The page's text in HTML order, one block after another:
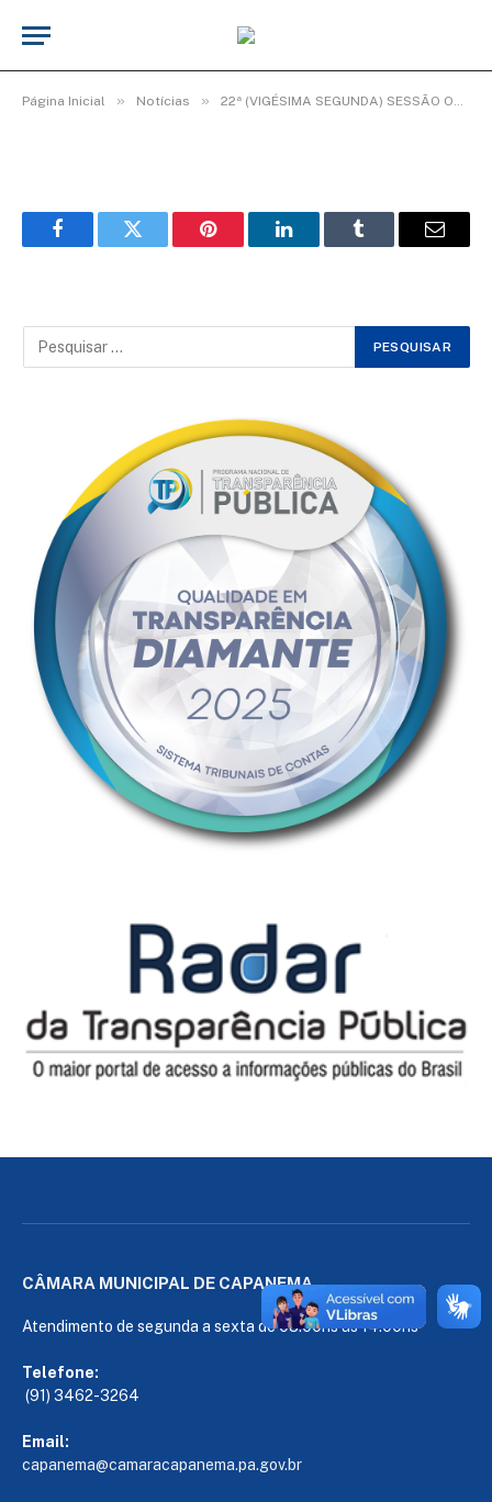
Página Inicial » Notícias » 22ª (VIGÉSIMA SEGUNDA) SESSÃO ORDINÁRIA DO 2º PERÍODO LEGISLATIVO DA 20ª LEGISLATURA.
WhatsApp Image 2025-08-01 at 09.20.38
FacebookTwitter Pinterest LinkedInTumblr Email
CÂMARA MUNICIPAL DE CAPANEMA
Atendimento de segunda a sexta de 08:00hs às 14:00hs
Telefone:
(91) 3462-3264
Email:
capanema@camaracapanema.pa.gov.br